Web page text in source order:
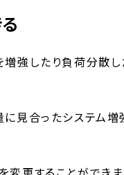
強したり負荷分散し
に見合ったシステム増